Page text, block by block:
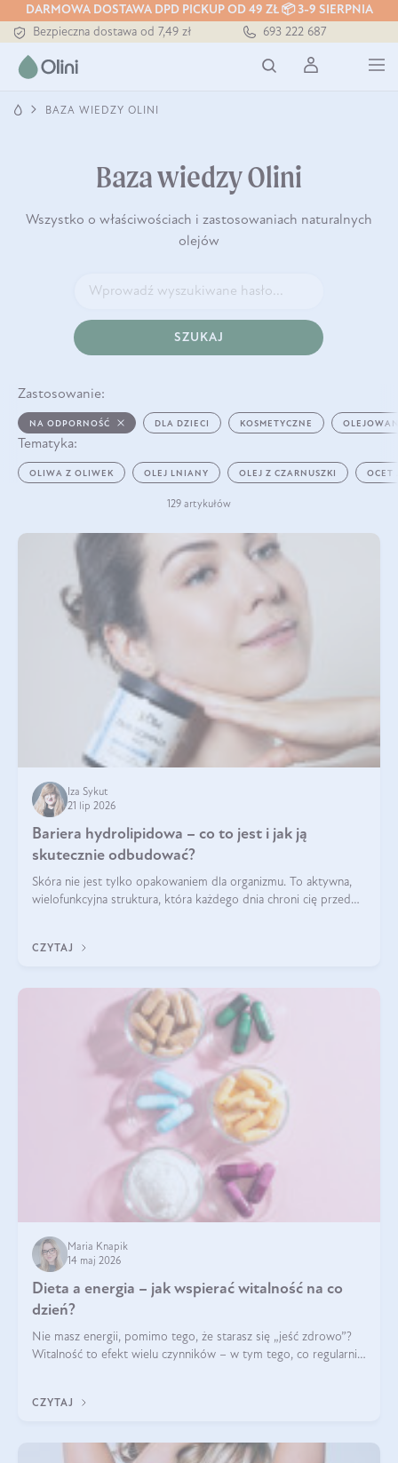
DARMOWA DOSTAWA DPD PICKUP OD 49 ZŁ 📦 3-9 SIERPNIA
Bezpieczna dostawa od 7,49 zł
Darmowa dostawa od 199 zł
Tłoczony zawsze na zimno
693 222 687
BAZA WIEDZY OLINI
Baza wiedzy Olini
Wszystko o właściwościach i zastosowaniach naturalnych
olejów
SZUKAJ
Zastosowanie:
NA ODPORNOŚĆ DLA DZIECI KOSMETYCZNE
Tematyka:
OLIWA Z OLIWEK OLEJ LNIANY OLEJ Z CZARNUSZKI OCET
129 artykułów
Iza Sykut
21 lip 2026
Bariera hydrolipidowa – co to jest i jak ją
skutecznie odbudować?
Skóra nie jest tylko opakowaniem dla organizmu. To aktywna,
wielofunkcyjna struktura, która każdego dnia chroni cię przed
bariera hydrolipidowa.
CZYTAJ
Maria Knapik
14 maj 2026
Dieta a energia – jak wspierać witalność na co
dzień?
Nie masz energii, pomimo tego, że starasz się „jeść zdrowo”?
Witalność to efekt wielu czynników – w tym tego, co regularnie
CZYTAJ